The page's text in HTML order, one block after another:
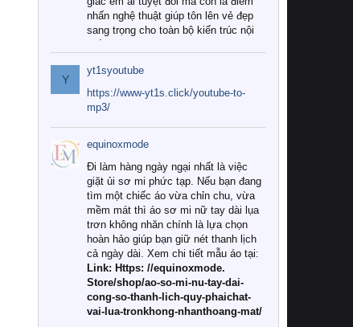
nhấn nghệ thuật giúp tôn lên vẻ đẹp
sang trọng cho toàn bộ kiến trúc nội
Tuy nhiên, giữa thị trường đa dạng
với vô vàn thương hiệu và mẫu mã
như hiện nay, làm thế nào để chọn
được những bộ chăn ga gối đệm cao
cấp thực sự chất lượng, phù hợp với
khí hậu và nhu cầu sử dụng của gia
đình? Hãy cùng chúng tôi đi tìm lời
giải đáp chi tiết qua bài viết dưới đây.
1. Tại sao các gia đình hiện đại lại ưa
chuộng chăn ga gối đệm cao cấp?
Khác với các dòng sản phẩm thông
thường, những bộ chăn ga gối đệm
cao cấp trải qua quy trình sản xuất
nghiêm ngặt từ khâu chọn lọc nguyên
liệu tự nhiên đến công nghệ dệt
nhuộm hiện đại không chứa hóa chất
Y
yt1syoutube
https://www-yt1s.click/youtube-to-
mp3/
equinoxmode
Đi làm hàng ngày ngại nhất là việc
giặt ủi sơ mi phức tạp. Nếu bạn đang
tìm một chiếc áo vừa chỉn chu, vừa
mềm mát thì áo sơ mi nữ tay dài lụa
trơn không nhăn chính là lựa chọn
hoàn hảo giúp bạn giữ nét thanh lịch
cả ngày dài. Xem chi tiết mẫu áo tại:
Link: Https: //equinoxmode.
Store/shop/ao-so-mi-nu-tay-dai-
cong-so-thanh-lich-quy-phaichat-
vai-lua-tronkhong-nhanthoang-mat/